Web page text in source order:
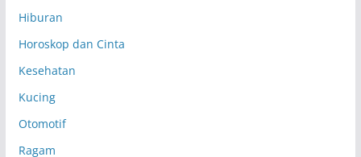
Hiburan
Horoskop dan Cinta
Kesehatan
Kucing
Otomotif
Ragam